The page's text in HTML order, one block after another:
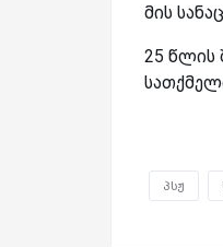
მის
25 წლის
პსჟ